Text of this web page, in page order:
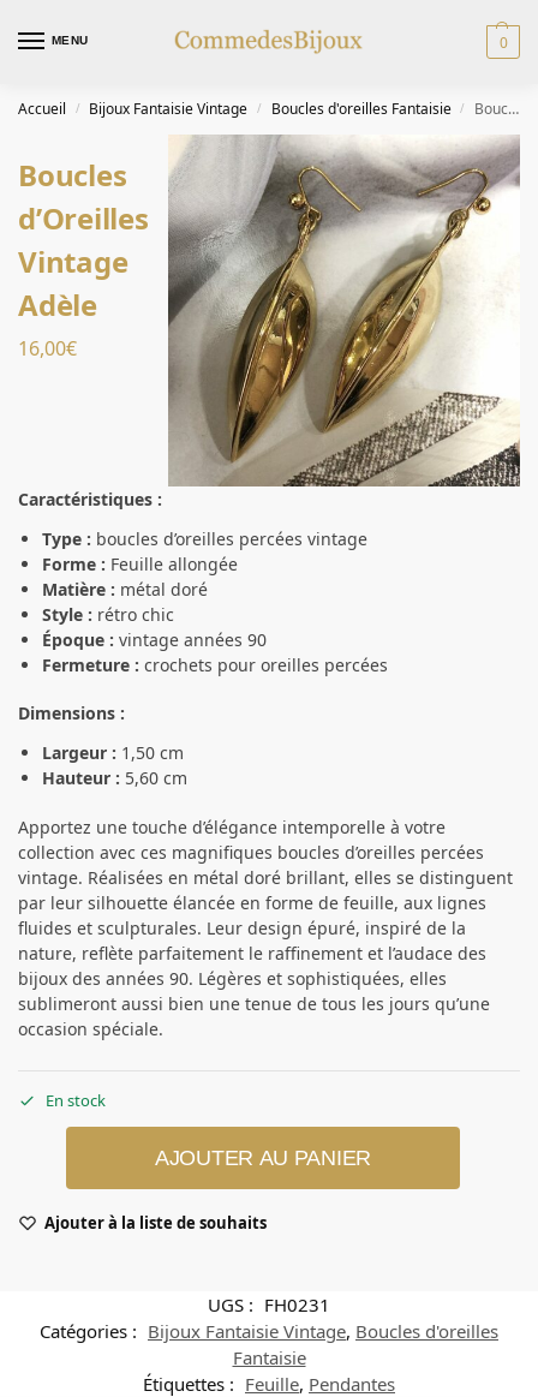
MENU 0
Accueil / Bijoux Fantaisie Vintage / Boucles d'oreilles Fantaisie / Boucles d’Oreilles Vintage Adèle
Boucles
d’Oreilles
Vintage
Adèle
16,00€
Caractéristiques :
Type : boucles d’oreilles percées vintage
Forme : Feuille allongée
Matière : métal doré
Style : rétro chic
Époque : vintage années 90
Fermeture : crochets pour oreilles percées
Dimensions :
Largeur : 1,50 cm
Hauteur : 5,60 cm
Apportez une touche d’élégance intemporelle à votre
collection avec ces magnifiques boucles d’oreilles percées
vintage. Réalisées en métal doré brillant, elles se distinguent
par leur silhouette élancée en forme de feuille, aux lignes
fluides et sculpturales. Leur design épuré, inspiré de la
nature, reflète parfaitement le raffinement et l’audace des
bijoux des années 90. Légères et sophistiquées, elles
sublimeront aussi bien une tenue de tous les jours qu’une
occasion spéciale.
En stock
AJOUTER AU PANIER
Ajouter à la liste de souhaits
UGS : FH0231
Catégories : Bijoux Fantaisie Vintage, Boucles d'oreilles
Fantaisie
Étiquettes : Feuille, Pendantes